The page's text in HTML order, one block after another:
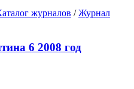
журналов /Журнал
6 2008 год